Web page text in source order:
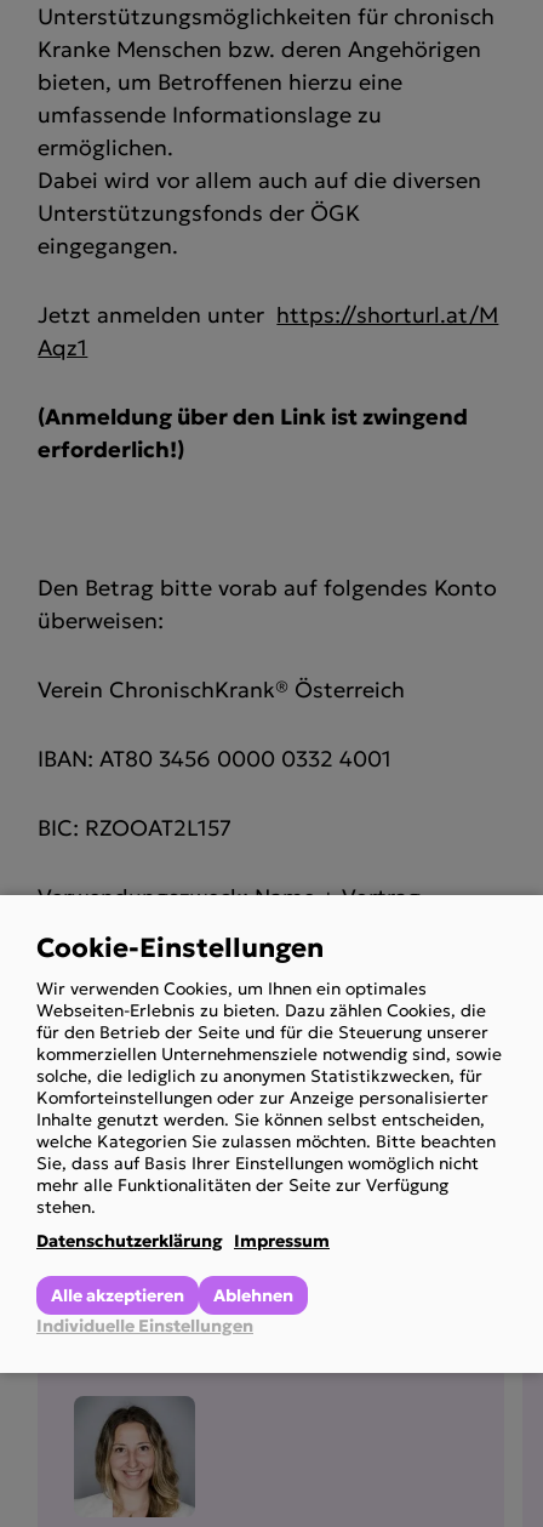
Unterstützungsmöglichkeiten für chronisch
Kranke Menschen bzw. deren Angehörigen
bieten, um Betroffenen hierzu eine
umfassende Informationslage zu
ermöglichen.
Dabei wird vor allem auch auf die diversen
Unterstützungsfonds der ÖGK
eingegangen.
Jetzt anmelden unter https://shorturl.at/M
Aqz1
(Anmeldung über den Link ist zwingend
erforderlich!)
Den Betrag bitte vorab auf folgendes Konto
überweisen:
Verein ChronischKrank® Österreich
IBAN: AT80 3456 0000 0332 4001
BIC: RZOOAT2L157
Verwendungszweck: Name + Vortrag
Unterstützungsmöglichkeiten
Preis für Mitglieder:
15,00 €
ohne Mitgliedschaft: 30,00 €
Weitere Veran­stal­
tungen
Use
of
personal
data
and
cookies
Cookie-Einstellungen
Wir verwenden Cookies, um Ihnen ein optimales
Webseiten-Erlebnis zu bieten. Dazu zählen Cookies, die
für den Betrieb der Seite und für die Steuerung unserer
kommerziellen Unternehmensziele notwendig sind, sowie
solche, die lediglich zu anonymen Statistikzwecken, für
Komforteinstellungen oder zur Anzeige personalisierter
Inhalte genutzt werden. Sie können selbst entscheiden,
welche Kategorien Sie zulassen möchten. Bitte beachten
Sie, dass auf Basis Ihrer Einstellungen womöglich nicht
mehr alle Funktionalitäten der Seite zur Verfügung
stehen.
Datenschutzerklärung Impressum
Individuelle Einstellungen
Ablehnen
Alle akzeptieren